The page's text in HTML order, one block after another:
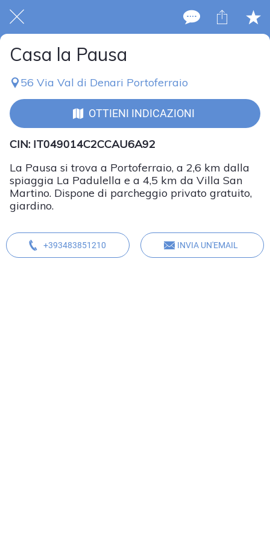
Casa la Pausa
56 Via Val di Denari Portoferraio
OTTIENI INDICAZIONI
CIN: IT049014C2CCAU6A92
La Pausa si trova a Portoferraio, a 2,6 km dalla
spiaggia La Padulella e a 4,5 km da Villa San
Martino. Dispone di parcheggio privato gratuito,
giardino.
+393483851210 INVIA UN'EMAIL